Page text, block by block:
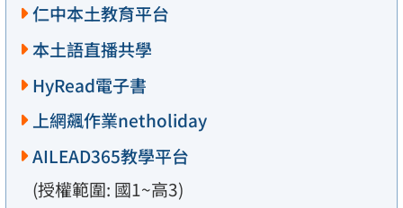
仁中本土教育平台
本土語直播共學
HyRead電子書
上網飆作業netholiday
AILEAD365教學平台
(授權範圍: 國1~高3)